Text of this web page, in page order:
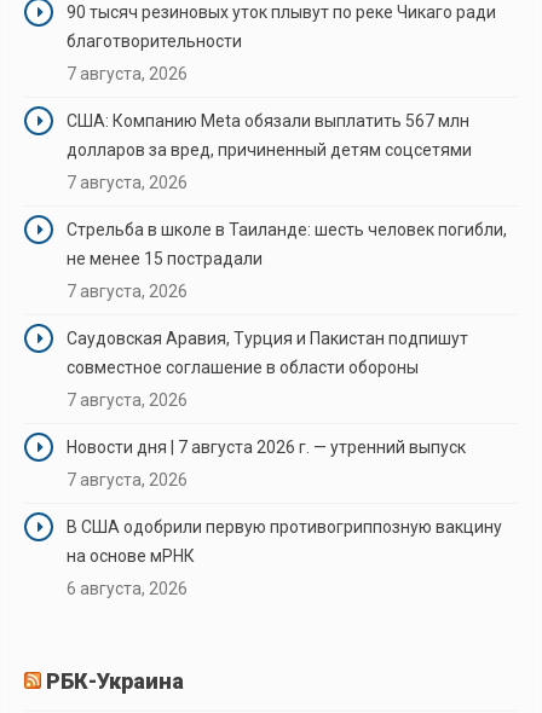
90 тысяч резиновых уток плывут по реке Чикаго ради
благотворительности
7 августа, 2026
США: Компанию Meta обязали выплатить 567 млн
долларов за вред, причиненный детям соцсетями
7 августа, 2026
Стрельба в школе в Таиланде: шесть человек погибли,
не менее 15 пострадали
7 августа, 2026
Саудовская Аравия, Турция и Пакистан подпишут
совместное соглашение в области обороны
7 августа, 2026
Новости дня | 7 августа 2026 г. — утренний выпуск
7 августа, 2026
В США одобрили первую противогриппозную вакцину
на основе мРНК
6 августа, 2026
РБК-Украина